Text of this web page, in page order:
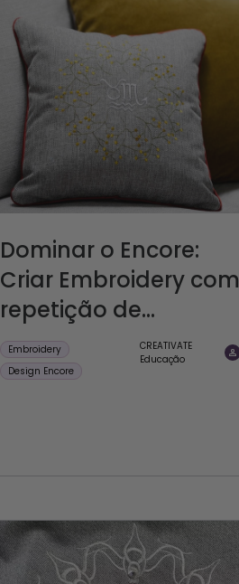
Dominar o Encore:
Criar Embroidery com
repetição de...
Embroidery
Design Encore
CREATIVATE
Educação